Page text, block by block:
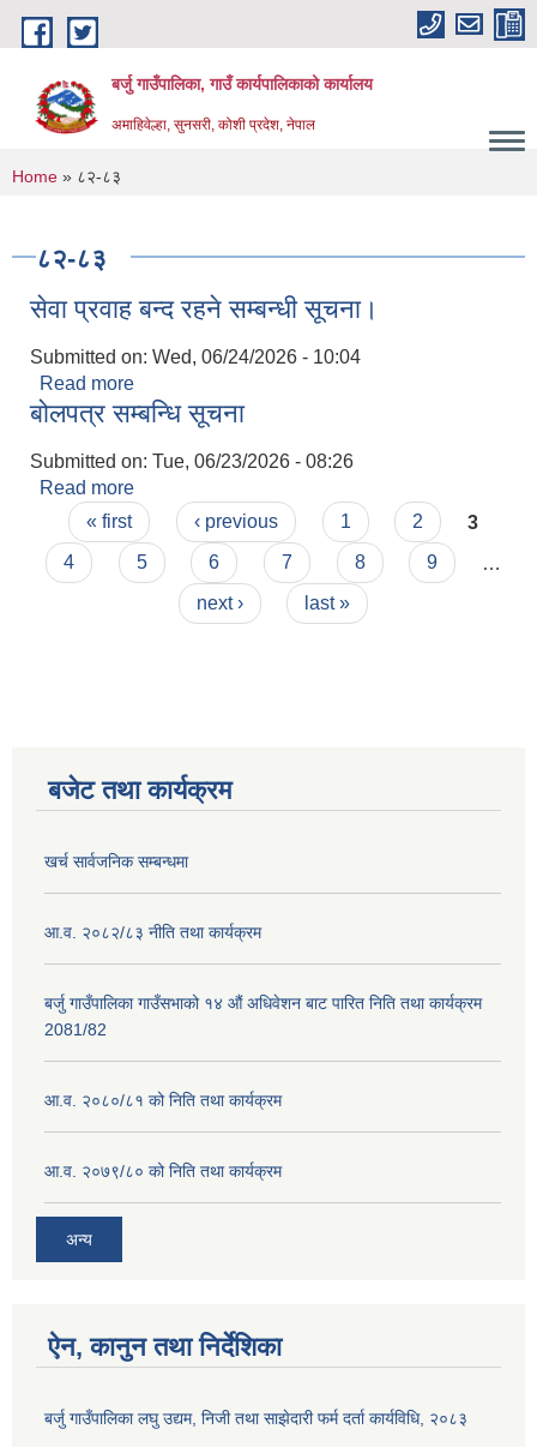
Skip to main content
बर्जु गाउँपालिका, गाउँ कार्यपालिकाको कार्यालय
अमाहिवेल्हा, सुनसरी, कोशी प्रदेश, नेपाल
You are here
Home » ८२-८३
८२-८३
सेवा प्रवाह बन्द रहने सम्बन्धी सूचना।
Submitted on: Wed, 06/24/2026 - 10:04
Read more
बोलपत्र सम्बन्धि सूचना
Submitted on: Tue, 06/23/2026 - 08:26
Read more
Pages
« first ‹ previous 1 2
3
4
5 6 7 8 9
next ›
last »
बजेट तथा कार्यक्रम
खर्च सार्वजनिक सम्बन्धमा
आ.व. २०८२/८३ नीति तथा कार्यक्रम
बर्जु गाउँपालिका गाउँसभाको १४ औं अधिवेशन बाट पारित निति तथा कार्यक्रम
2081/82
आ.व. २०८०/८१ को निति तथा कार्यक्रम
आ.व. २०७९/८० को निति तथा कार्यक्रम
अन्य
ऐन, कानुन तथा निर्देशिका
बर्जु गाउँपालिका लघु उद्यम, निजी तथा साझेदारी फर्म दर्ता कार्यविधि, २०८३